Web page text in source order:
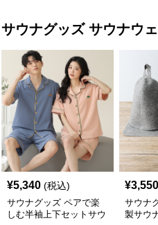
サウナグッズ サウナウ
¥5,340 (税込)
サウナグッズ ペアで楽
しむ半袖上下セットサウ
¥3,550
サウナ
製サウ